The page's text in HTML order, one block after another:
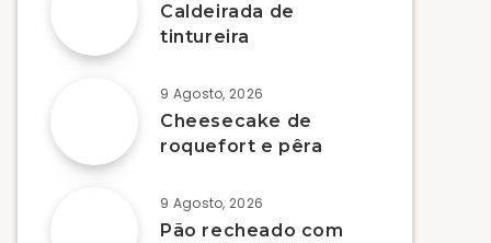
Caldeirada de
tintureira
9 Agosto, 2026
Cheesecake de
roquefort e pêra
9 Agosto, 2026
Pão recheado com